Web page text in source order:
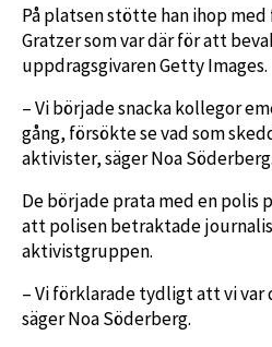
På platsen stötte han ihop
Gratzer som var där för att
uppdragsgivaren Getty Images.
– Vi började snacka kollegor
gång, försökte se vad som
aktivister, säger Noa Söderberg.
De började prata med en polis
att polisen betraktade
aktivistgruppen.
– Vi förklarade tydligt att vi var
säger Noa Söderberg.